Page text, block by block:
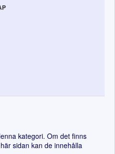
kategori. Om det finns
sidan kan de innehålla